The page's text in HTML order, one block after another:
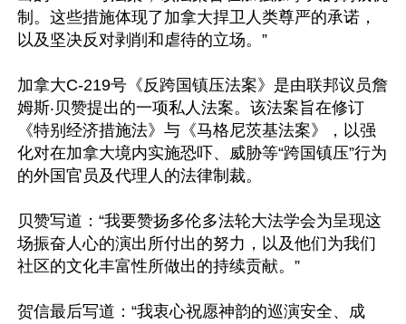
制。这些措施体现了加拿大捍卫人类尊严的承诺，
以及坚决反对剥削和虐待的立场。”
加拿大C-219号《反跨国镇压法案》是由联邦议员詹
姆斯‧贝赞提出的一项私人法案。该法案旨在修订
《特别经济措施法》与《马格尼茨基法案》，以强
化对在加拿大境内实施恐吓、威胁等“跨国镇压”行为
的外国官员及代理人的法律制裁。
贝赞写道：“我要赞扬多伦多法轮大法学会为呈现这
场振奋人心的演出所付出的努力，以及他们为我们
社区的文化丰富性所做出的持续贡献。”
贺信最后写道：“我衷心祝愿神韵的巡演安全、成